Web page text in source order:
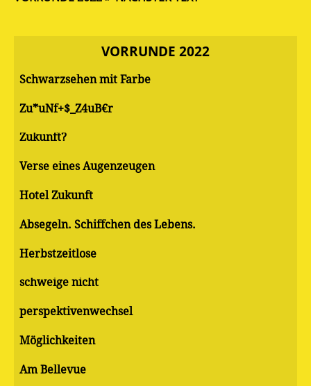
VORRUNDE 2022
Schwarzsehen mit Farbe
Zu*uNf+$_Z4uB€r
Zukunft?
Verse eines Augenzeugen
Hotel Zukunft
Absegeln. Schiffchen des Lebens.
Herbstzeitlose
schweige nicht
perspektivenwechsel
Möglichkeiten
Am Bellevue